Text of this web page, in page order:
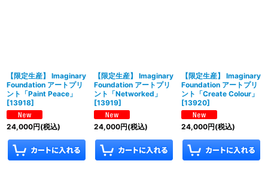
【限定生産】 Imaginary
Foundation アートプリ
ント「Paint Peace」
[13918]
24,000円(税込)
【限定生産】 Imaginary
Foundation アートプリ
ント「Networked」
[13919]
24,000円(税込)
【限定生産】 Imaginary
Foundation アートプリ
ント「Create Colour」
[13920]
24,000円(税込)